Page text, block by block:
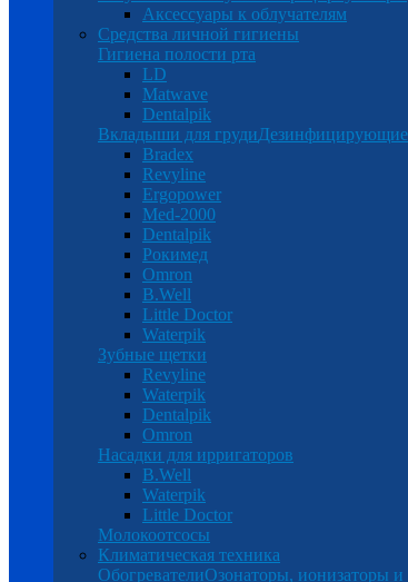
Аксессуары к облучателям
Средства личной гигиены
Гигиена полости рта
LD
Matwave
Dentalpik
Вкладыши для грудиДезинфицирующие
Bradex
Revyline
Ergopower
Med-2000
Dentalpik
Рокимед
Omron
B.Well
Little Doctor
Waterpik
Зубные щетки
Revyline
Waterpik
Dentalpik
Omron
Насадки для ирригаторов
B.Well
Waterpik
Little Doctor
Молокоотсосы
Климатическая техника
ОбогревателиОзонаторы, ионизаторы и